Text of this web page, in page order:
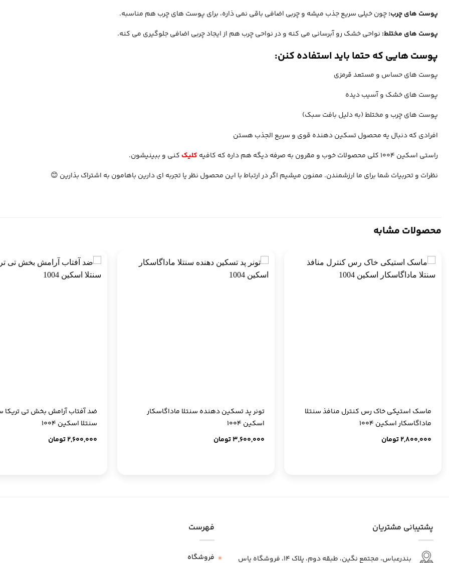
پوست‌ های چرب:چون خیلی سریع جذب میشه و چربی اضافی باقی نمی‌ ذاره، برای پوست‌ های چرب هم مناسبه.
پوست‌ های مختلط: نواحی خشک رو آبرسانی می‌ کنه و در نواحی چرب هم از ایجاد چربی اضافی جلوگیری می‌ کنه.
پوست هایی که حتما باید استفاده کنن:
پوست‌ های حساس و مستعد قرمزی
پوست‌ های خشک و آسیب‌ دیده
پوست‌ های چرب و مختلط (به دلیل بافت سبک)
افرادی که دنبال یه محصول تسکین‌ دهنده قوی و سریع‌ الجذب هستن
راستی اسکین 1004 کلی محصولات خوب و مقرون به صرفه دیگه هم داره که کافیه
کلیک کنی و ببینیشون.
نظرات و تحربیات شما برای ما ارزشمندن. ممنون میشیم اگر در ارتباط با این محصول نظر یا تجربه ای دارین باهامون به اشتراک بذارین 😊
محصولات مشابه
ماسک استیکی خاک رس کنترل منافذ سنتلا
ماداگاسکار اسکین 1004
2,800,000تومان
تونر پد تسکین دهنده سنتلا ماداگاسکار
اسکین 1004
3,600,000تومان
ضد آفتاب آرامش بخش تی تریکا
سنتلا اسکین 1004
2,600,000تومان
پشتیبانی مشتریان
بندرعباس، مجتمع نگین، طبقه دوم، پلاک ۱۴، فروشگاه یاس
فهرست
فروشگاه